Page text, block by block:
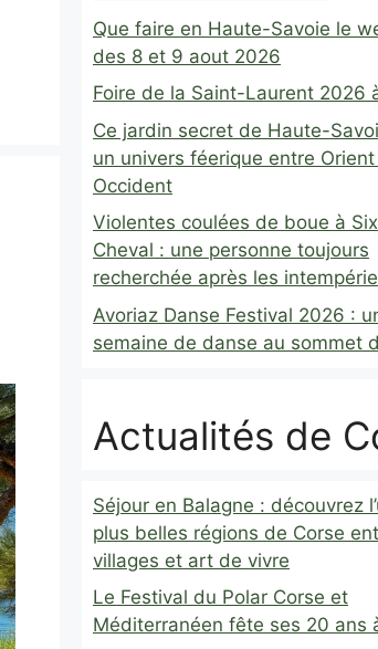
Que faire en Haute-Savoie le
des 8 et 9 aout 2026
Foire de la Saint-Laurent 2026
Ce jardin secret de Haute-
un univers féerique entre
Occident
Violentes coulées de boue à
Cheval : une personne toujours
recherchée après les
Avoriaz Danse Festival 2026 :
semaine de danse au sommet
Actualités de
Séjour en Balagne : découvrez
plus belles régions de Corse
villages et art de vivre
Le Festival du Polar Corse et
Méditerranéen fête ses 20 ans